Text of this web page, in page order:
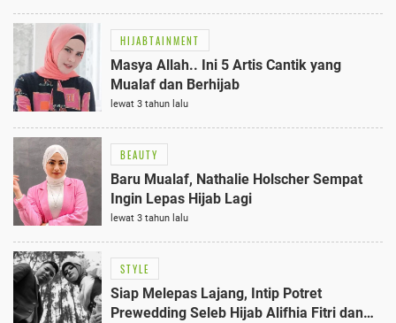
HIJABTAINMENT
Masya Allah.. Ini 5 Artis Cantik yang
Mualaf dan Berhijab
lewat 3 tahun lalu
BEAUTY
Baru Mualaf, Nathalie Holscher Sempat
Ingin Lepas Hijab Lagi
lewat 3 tahun lalu
STYLE
Siap Melepas Lajang, Intip Potret
Prewedding Seleb Hijab Alifhia Fitri dan